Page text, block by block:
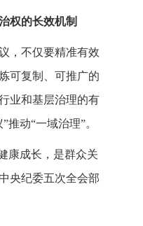
权的长效机制
，不仅要精准有效
可复制、可推广的
业和基层治理的有
推动“一域治理”。
康成长，是群众关
央纪委五次全会部